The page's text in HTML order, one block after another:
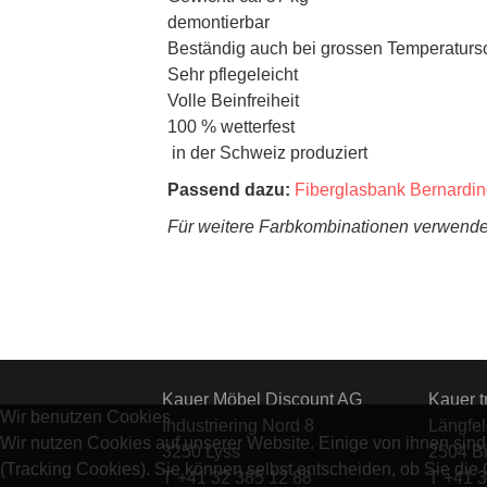
demontierbar
Beständig auch bei grossen
Sehr pflegeleicht
Volle Beinfreiheit
100 % wetterfest
in der Schweiz produziert
Passend dazu: Fiberglasbank
Für weitere Farbkombinationen
Wir benutzen Cookies
Wir nutzen Cookies auf unserer Website. Einige von ihnen
(Tracking Cookies). Sie können selbst entscheiden, ob Sie
Kauer Möbel Discount AG
Industriering Nord 8
3250 Lyss
T +41 32 385 12 88
Kauer
2504
T +41